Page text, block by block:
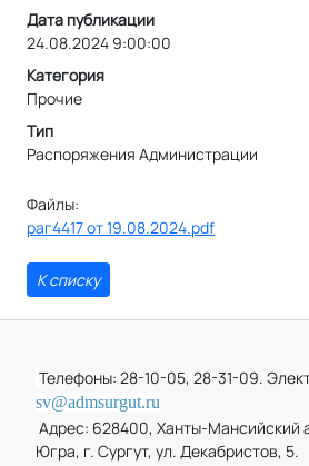
Дата публикации
24.08.2024 9:00:00
Категория
Прочие
Тип
Распоряжения Администрации
Файлы:
раг4417 от 19.08.2024.pdf
К списку
Телефоны: 28-10-05, 28-31-09.
sv@admsurgut.ru
Адрес: 628400, Ханты-Мансийский
Югра, г. Сургут, ул. Декабристов, 5.